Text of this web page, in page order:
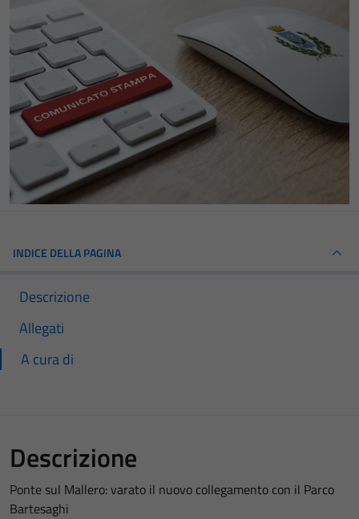
INDICE DELLA PAGINA
Descrizione
Allegati
A cura di
Descrizione
Ponte sul Mallero: varato il nuovo collegamento con il Parco
Bartesaghi